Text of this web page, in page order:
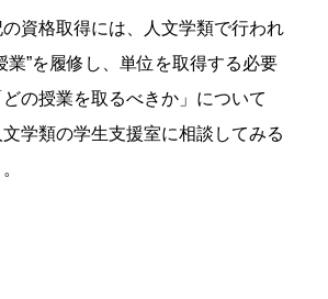
資格取得には、人文学類で行われ
業”を履修し、単位を取得する必要
の授業を取るべきか」について
学類の学生支援室に相談してみる